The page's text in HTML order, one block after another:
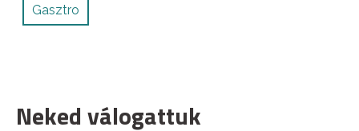
Gasztro
Neked válogattuk